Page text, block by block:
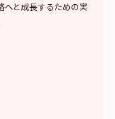
へと成長するための実